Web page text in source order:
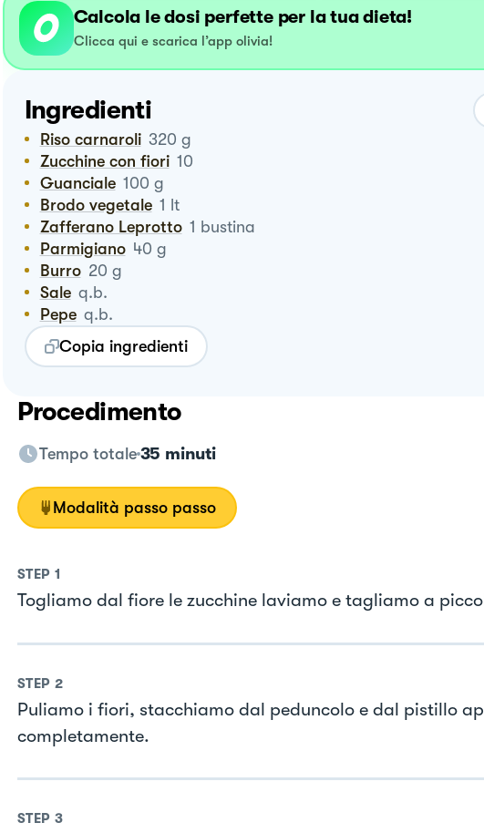
Calcola le dosi perfette per la tua dieta!
Clicca qui e scarica l’app olivia!
Ingredienti
Riso carnaroli 320 g
Zucchine con fiori 10
Guanciale 100 g
Brodo vegetale 1 lt
Zafferano Leprotto 1 bustina
Parmigiano 40 g
Burro 20 g
Sale q.b.
Pepe q.b.
Copia ingredienti
Procedimento
Tempo totale 35 minuti
Modalità passo passo
STEP 1
Togliamo dal fiore le zucchine laviamo e tagliamo a
STEP 2
Puliamo i fiori, stacchiamo dal peduncolo e dal pistillo
completamente.
STEP 3